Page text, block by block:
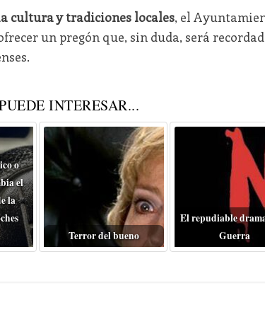
cultura y tradiciones locales, el
un pregón que, sin duda, será
INTERESAR...
o
el
la
Terror del bueno
El repudiable
Guerra